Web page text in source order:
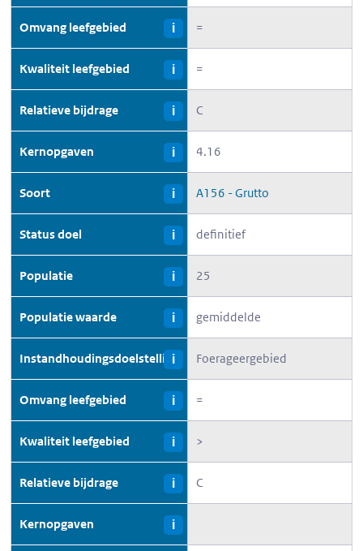
Omvang leefgebied i =
Kwaliteit leefgebied i =
Relatieve bijdrage i C
Kernopgaven i 4.16
Soort i A156 - Grutto
Status doel i definitief
Populatie i 25
Populatie waarde i gemiddelde
Instandhoudingsdoelstellingi Foerageergebied
Omvang leefgebied i =
Kwaliteit leefgebied i >
Relatieve bijdrage i C
Kernopgaven i